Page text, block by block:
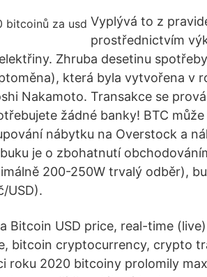
Vyplývá to z
prostřednictvím
Zhruba desetinu
která byla vytvořena v
Nakamoto. Transakce se
žádné banky! BTC
nábytku na Overstock a
je o zbohatnutí
200-250W trvalý odběr),
USD).
Bitcoin USD price, real-time
bitcoin cryptocurrency, crypto
roku 2020 bitcoiny prolomily